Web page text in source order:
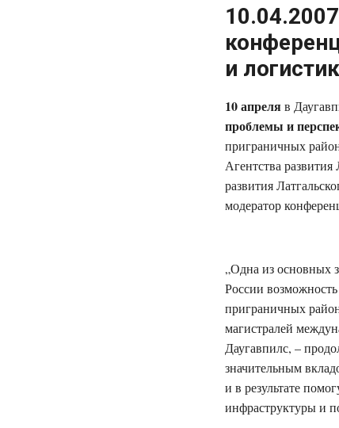
и
10 апреляв
проблемы и
приграничных
Агентства
развития
модератор
„Одна из основных
России
приграничных
магистралей
Даугавпилс, –
значительным
и в результате
инфраструктуры и